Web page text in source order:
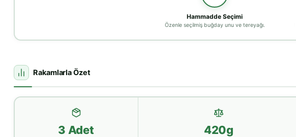
Hammadde Seçimi
Özenle seçilmiş buğday unu ve tereyağı.
Rakamlarla Özet
3 Adet 420g